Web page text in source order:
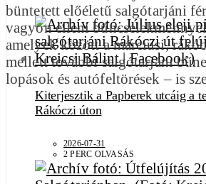
Kiterjesztik a Papberek utcáig a
Rákóczi úton
2026-07-31
2 PERC OLVASÁS
büntetett előéletű salgótarjáni
vagyon elleni
amelyek között a márciusi,
mellett további salgótarjáni
lopások és autófeltörések – is